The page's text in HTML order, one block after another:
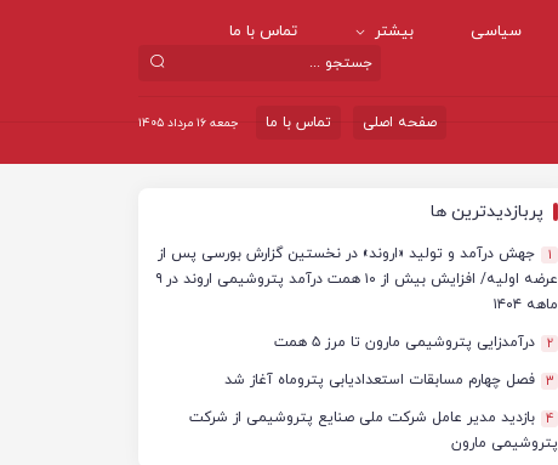
سیاسی بیشتر تماس با ما
جمعه ۱۶ مرداد ۱۴۰۵ تماس با ما
صفحه اصلی
پربازدیدترین ها
1
جهش درآمد و تولید «اروند» در نخستین گزارش بورسی پس از
عرضه اولیه/ افزایش بیش از ۱۰ همت درآمد پتروشیمی اروند در ۹
ماهه ۱۴۰۴
2 درآمدزایی پتروشیمی مارون تا مرز ۵ همت
3 فصل چهارم مسابقات استعدادیابی پتروماه آغاز شد
4 بازدید مدیر عامل شرکت ملی صنایع پتروشیمی از شرکت
پتروشیمی مارون